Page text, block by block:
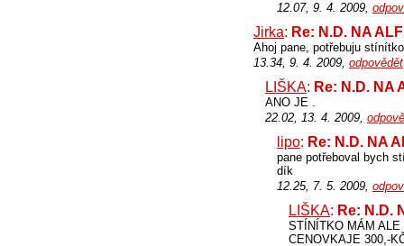
12.07, 9. 4. 2009,
Jirka: Re: N.D. NA
Ahoj pane, potřebuju
13.34, 9. 4. 2009, odpovědět
LIŠKA: Re: N.D. NA
ANO JE .
22.02, 13. 4. 2009,
lipo: Re: N.D. NA
pane potřeboval bych
dík
12.25, 7. 5. 2009,
LIŠKA: Re: N.D.
STÍNÍTKO MÁM
CENOVKAJE 300,-